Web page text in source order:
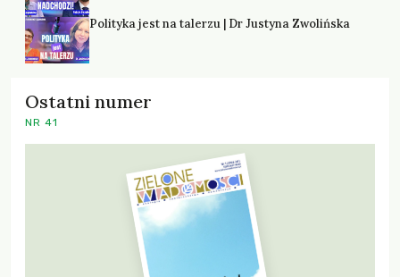
Polityka jest na talerzu | Dr Justyna Zwolińska
Ostatni numer
NR 41